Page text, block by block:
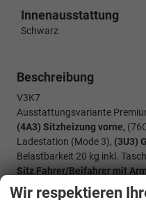
Innenausstattung
Schwarz
Beschreibung
V3K7
Ausstattungsvariante
(4A3) Sitzheizung vorne,
Ladestation (Mode 3), (3U3)
Belastbarkeit 20 kg inkl.
Sitz Fahrer/Beifahrer mit
Lendenwirbelstütze und
Wir respektieren